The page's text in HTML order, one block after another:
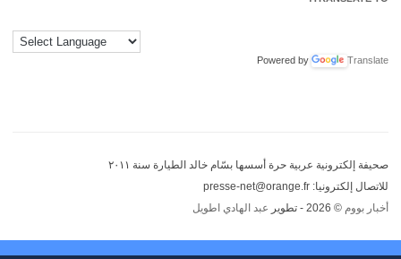
Powered by Translate
صحيفة إلكترونية عربية حرة أسسها بسّام خالد الطيارة سنة ٢٠١١
للاتصال إلكترونيا: presse-net@orange.fr
أخبار بووم © 2026 - تطوير عبد الهادي اطويل